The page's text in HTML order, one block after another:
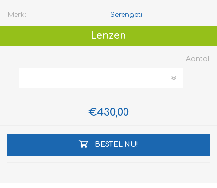
Merk: Serengeti
Lenzen
Aantal
€430,00
BESTEL NU!